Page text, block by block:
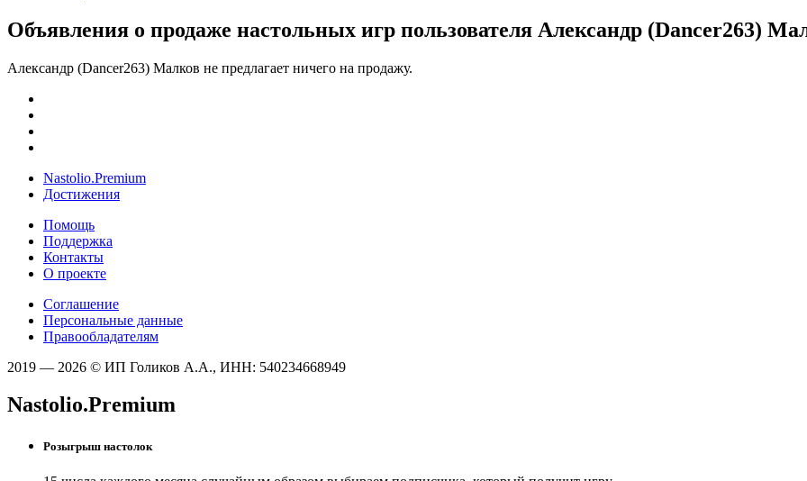
Объявления о продаже настольных игр пользователя Александр (Dancer263)
Александр (Dancer263) Малков не предлагает ничего на продажу.
Nastolio.Premium
Достижения
Помощь
Поддержка
Контакты
О проекте
Соглашение
Персональные данные
Правообладателям
2019 — 2026 © ИП Голиков А.А., ИНН: 540234668949
Nastolio.Premium
Розыгрыш настолок